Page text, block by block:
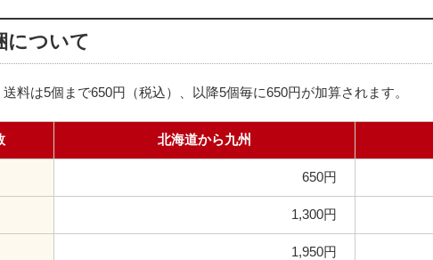
について
料は5個まで650円（税込）、以降5個毎に650円が加算されます。
北海道から九州
650円
1,300円
1,950円